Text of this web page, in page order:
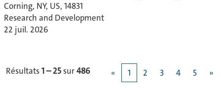
Corning, NY, US, 14831
Research and Development
22 juil. 2026
Résultats1 – 25 sur486 « 1 2 3 4 5 »